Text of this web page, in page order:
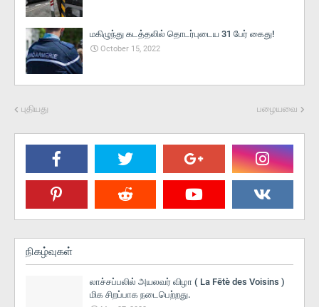
மகிழுந்து கடத்தலில் தொடர்புடைய 31 பேர் கைது!
October 15, 2022
புதியது பழையவை
நிகழ்வுகள்
லாச்சப்பலில் அயலவர் விழா ( La Fētè des Voisins )
மிக சிறப்பாக நடைபெற்றது.